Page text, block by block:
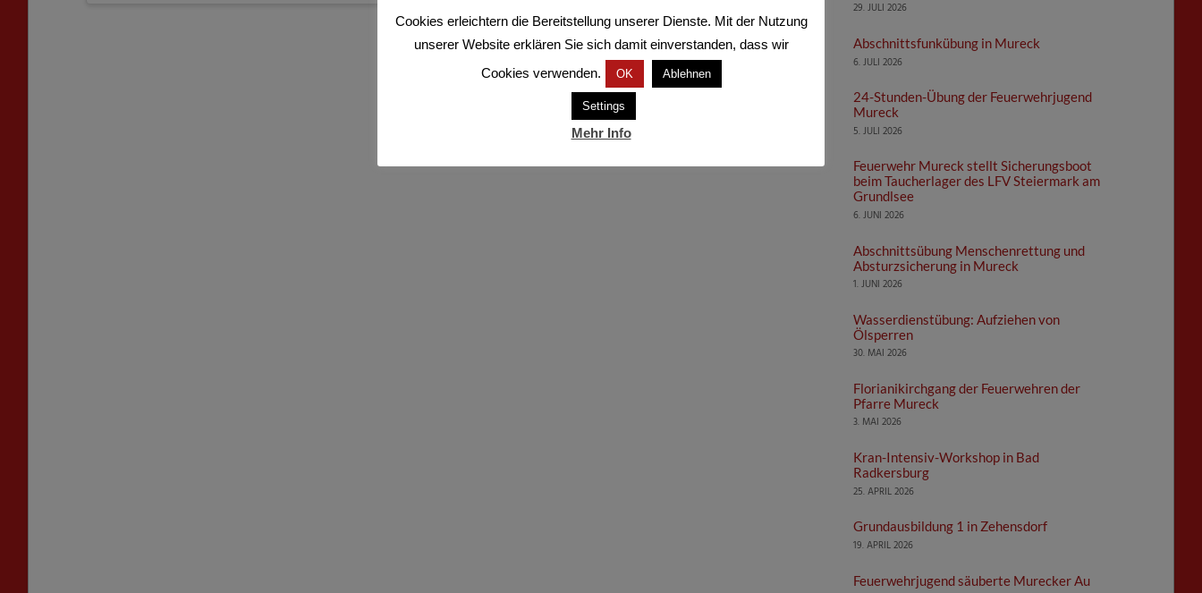
29. JULI 2026
Abschnittsfunkübung in Mureck
6. JULI 2026
24-Stunden-Übung der Feuerwehrjugend
Mureck
5. JULI 2026
Feuerwehr Mureck stellt Sicherungsboot
beim Taucherlager des LFV Steiermark am
Grundlsee
6. JUNI 2026
Abschnittsübung Menschenrettung und
Absturzsicherung in Mureck
1. JUNI 2026
Wasserdienstübung: Aufziehen von
Ölsperren
30. MAI 2026
Florianikirchgang der Feuerwehren der
Pfarre Mureck
3. MAI 2026
Kran-Intensiv-Workshop in Bad
Radkersburg
25. APRIL 2026
Grundausbildung 1 in Zehensdorf
19. APRIL 2026
Feuerwehrjugend säuberte Murecker Au
Cookies erleichtern die Bereitstellung unserer Dienste. Mit der Nutzung
unserer Website erklären Sie sich damit einverstanden, dass wir
Cookies verwenden.
OK Ablehnen
Settings
Mehr Info